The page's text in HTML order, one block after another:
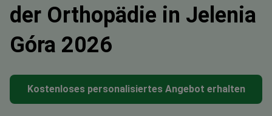
der Orthopädie in Jelenia
Góra 2026
Kostenloses personalisiertes Angebot erhalten